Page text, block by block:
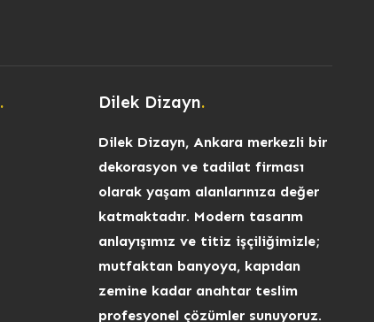
. Dilek Dizayn.
Dilek Dizayn, Ankara merkezli bir
dekorasyon ve tadilat firması
olarak yaşam alanlarınıza değer
katmaktadır. Modern tasarım
anlayışımız ve titiz işçiliğimizle;
mutfaktan banyoya, kapıdan
zemine kadar anahtar teslim
profesyonel çözümler sunuyoruz.